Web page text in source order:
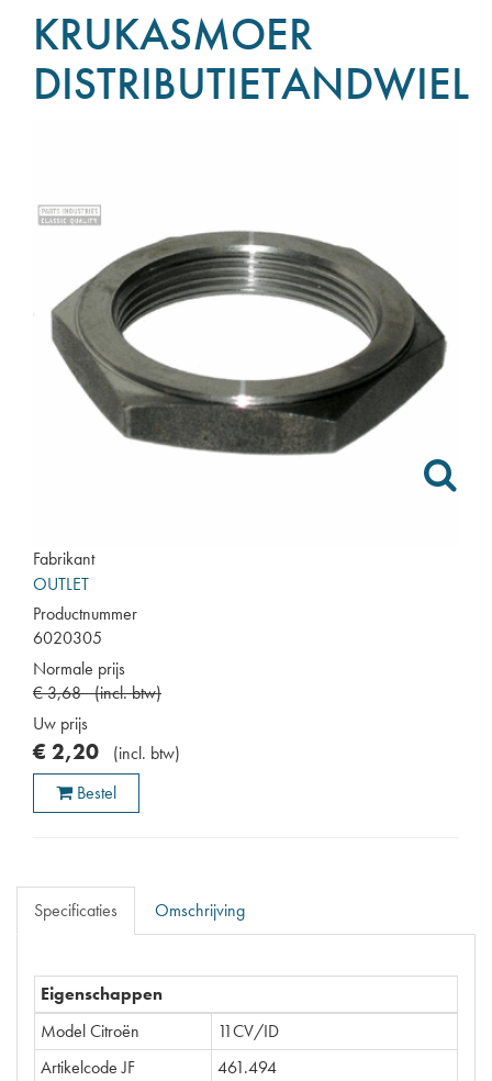
KRUKASMOER
DISTRIBUTIETANDWIEL
Fabrikant
OUTLET
Productnummer
6020305
Normale prijs
€3,68 (incl. btw)
Uw prijs
€ 2,20 (incl. btw)
Bestel
Specificaties Omschrijving
Eigenschappen
Model Citroën
11CV/ID
Artikelcode JF
461.494